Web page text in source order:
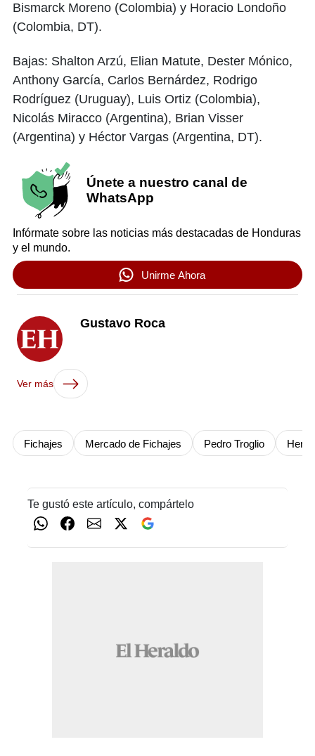
Bismarck Moreno (Colombia) y Horacio Londoño
(Colombia, DT).
Bajas: Shalton Arzú, Elian Matute, Dester Mónico,
Anthony García, Carlos Bernárdez, Rodrigo
Rodríguez (Uruguay), Luis Ortiz (Colombia),
Nicolás Miracco (Argentina), Brian Visser
(Argentina) y Héctor Vargas (Argentina, DT).
Únete a nuestro canal de
WhatsApp
Infórmate sobre las noticias más destacadas de Honduras
y el mundo.
Unirme Ahora
Gustavo Roca
Ver más
Fichajes Mercado de Fichajes Pedro Troglio
Te gustó este artículo, compártelo